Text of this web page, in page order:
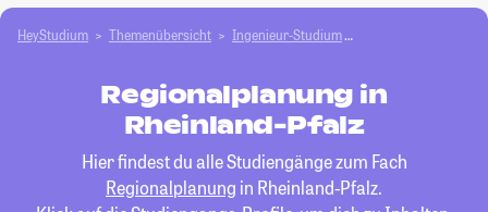
HeyStudium Themenübersicht Ingenieur-Studium
Regionalplanung in
Rheinland-Pfalz
Hier findest du alle Studiengänge zum Fach
Regionalplanung in Rheinland-Pfalz.